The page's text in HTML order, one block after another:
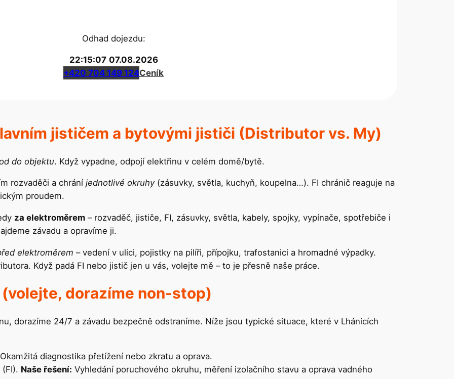
Odhad dojezdu:
22:15:08 07.08.2026
+420 704 149 124Ceník
jističem a bytovými jističi (Distributor vs. My)
do objektu. Když vypadne, odpojí elektřinu v celém domě/bytě.
rozvaděči a chrání jednotlivé okruhy(zásuvky, světla, kuchyň, koupelna…). FI chránič reaguje na
proudem.
za elektroměrem – rozvaděč, jističe, FI, zásuvky, světla, kabely, spojky, vypínače, spotřebiče i
závadu a opravíme ji.
elektroměrem – vedení v ulici, pojistky na pilíři, přípojku, trafostanici a hromadné výpadky.
Když padá FI nebo jistič jen u vás, volejte mě – to je přesně naše práce.
dorazíme non-stop)
dorazíme 24/7 a závadu bezpečně odstraníme. Níže jsou typické situace, které v Lhánicích
Okamžitá diagnostika přetížení nebo zkratu a oprava.
Naše řešení: Vyhledání poruchového okruhu, měření izolačního stavu a oprava vadného